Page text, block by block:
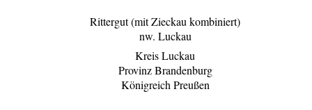
Rittergut (mit Zieckau kombiniert)
nw. Luckau
Kreis Luckau
Provinz Brandenburg
Königreich Preußen